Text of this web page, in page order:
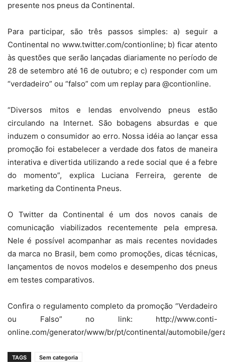
presente nos pneus da Continental.
Para participar, são três passos simples: a) seguir a
Continental no www.twitter.com/contionline; b) ficar atento
às questões que serão lançadas diariamente no período de
28 de setembro até 16 de outubro; e c) responder com um
“verdadeiro” ou “falso” com um replay para @contionline.
“Diversos mitos e lendas envolvendo pneus estão
circulando na Internet. São bobagens absurdas e que
induzem o consumidor ao erro. Nossa idéia ao lançar essa
promoção foi estabelecer a verdade dos fatos de maneira
interativa e divertida utilizando a rede social que é a febre
do momento”, explica Luciana Ferreira, gerente de
marketing da Continenta Pneus.
O Twitter da Continental é um dos novos canais de
comunicação viabilizados recentemente pela empresa.
Nele é possível acompanhar as mais recentes novidades
da marca no Brasil, bem como promoções, dicas técnicas,
lançamentos de novos modelos e desempenho dos pneus
em testes comparativos.
Confira o regulamento completo da promoção “Verdadeiro
ou Falso” no link: http://www.conti-
online.com/generator/www/br/pt/continental/automobile/
TAGS Sem categoria